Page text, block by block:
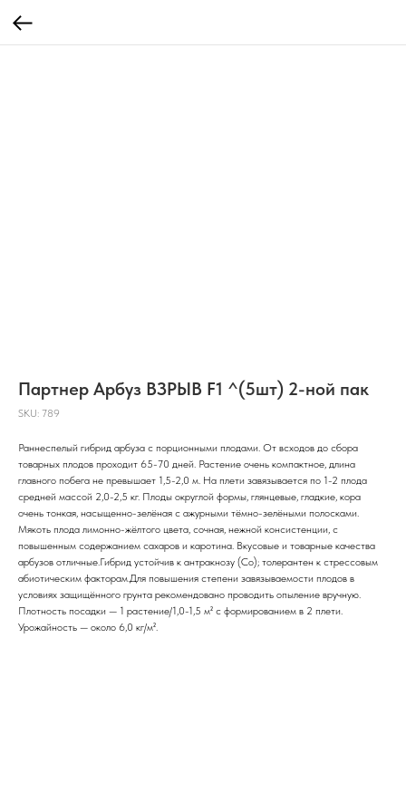
Партнер Арбуз ВЗРЫВ F1 ^(5шт) 2-ной пак
SKU: 789
Раннеспелый гибрид арбуза с порционными плодами. От всходов до сбора
товарных плодов проходит 65-70 дней. Растение очень компактное, длина
главного побега не превышает 1,5-2,0 м. На плети завязывается по 1-2 плода
средней массой 2,0-2,5 кг. Плоды округлой формы, глянцевые, гладкие, кора
очень тонкая, насыщенно-зелёная с ажурными тёмно-зелёными полосками.
Мякоть плода лимонно-жёлтого цвета, сочная, нежной консистенции, с
повышенным содержанием сахаров и каротина. Вкусовые и товарные качества
арбузов отличные.Гибрид устойчив к антракнозу (Co); толерантен к стрессовым
абиотическим факторам.Для повышения степени завязываемости плодов в
условиях защищённого грунта рекомендовано проводить опыление вручную.
Плотность посадки — 1 растение/1,0-1,5 м² с формированием в 2 плети.
Урожайность — около 6,0 кг/м².